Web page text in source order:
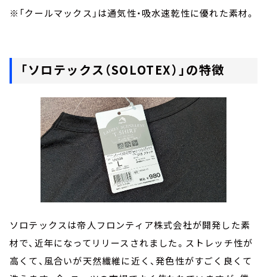
※「クールマックス」は通気性・吸水速乾性に優れた素材。
「ソロテックス（SOLOTEX）」の特徴
ソロテックスは帝人フロンティア株式会社が開発した素
材で、近年になってリリースされました。ストレッチ性が
高くて、風合いが天然繊維に近く、発色性がすごく良くて